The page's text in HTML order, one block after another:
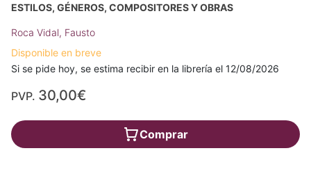
ESTILOS, GÉNEROS, COMPOSITORES Y OBRAS
Roca Vidal, Fausto
Disponible en breve
Si se pide hoy, se estima recibir en la librería el 12/08/2026
PVP. 30,00€
Comprar